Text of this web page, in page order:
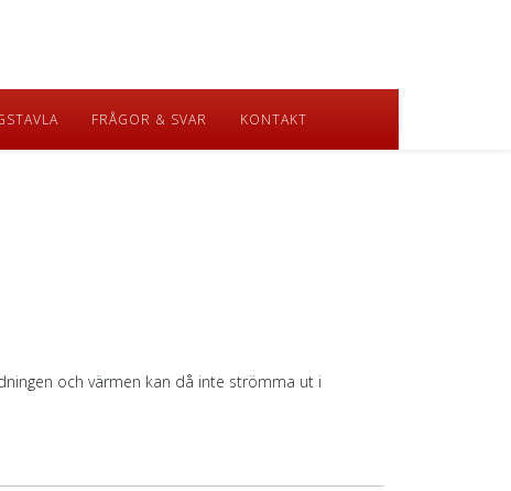
FRÅGOR & SVAR KONTAKT
och värmen kan då inte strömma ut i